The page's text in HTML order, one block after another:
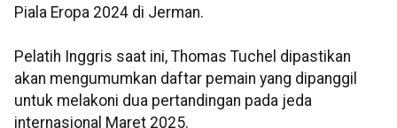
Piala Eropa 2024 di Jerman.
Pelatih Inggris saat ini, Thomas Tuchel dipastikan
akan mengumumkan daftar pemain yang dipanggil
untuk melakoni dua pertandingan pada jeda
internasional Maret 2025.